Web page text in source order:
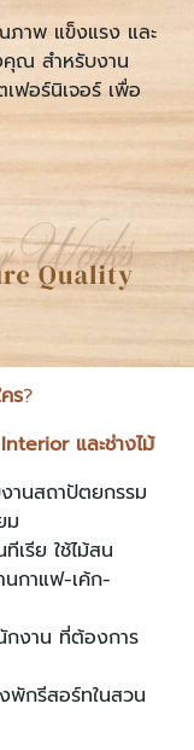
ภาพ แข็งแรง และ
คุณ สำหรับงาน
ฟอร์นิเจอร์ เพื่อ
ร?
และช่างไม้
านสถาปัตยกรรม
ม
รีย ใช้ไม้สน
นกาแฟ-เค้ก-
กงาน ที่ต้องการ
พักรีสอร์ทในสวน